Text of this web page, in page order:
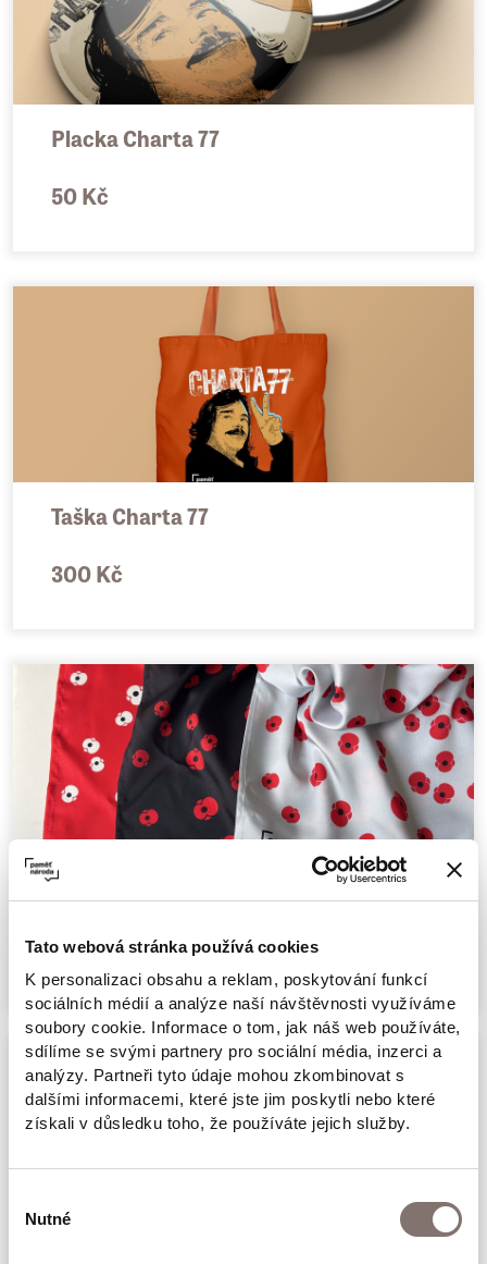
Tato webová stránka používá cookies
K personalizaci obsahu a reklam, poskytování funkcí
sociálních médií a analýze naší návštěvnosti využíváme
soubory cookie. Informace o tom, jak náš web používáte,
sdílíme se svými partnery pro sociální média, inzerci a
analýzy. Partneři tyto údaje mohou zkombinovat s
dalšími informacemi, které jste jim poskytli nebo které
získali v důsledku toho, že používáte jejich služby.
souhlasu
Nutné
Placka Charta 77
50 Kč
Taška Charta 77
300 Kč
Šátek Den válečných veteránů - sada
990 Kč